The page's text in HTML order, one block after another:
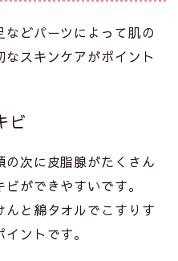
どパーツによって肌の
スキンケアがポイント
ビ
次に皮脂腺がたくさん
ができやすいです。
と綿タオルでこすりす
ントです。